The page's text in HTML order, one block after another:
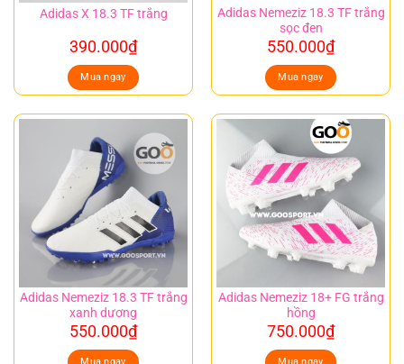
Adidas X 18.3 TF trắng
390.000₫
Mua ngay
Adidas Nemeziz 18.3 TF trắng
sọc đen
550.000₫
Mua ngay
Adidas Nemeziz 18.3 TF trắng
xanh dương
550.000₫
Adidas Nemeziz 18+ FG trắng
hồng
750.000₫